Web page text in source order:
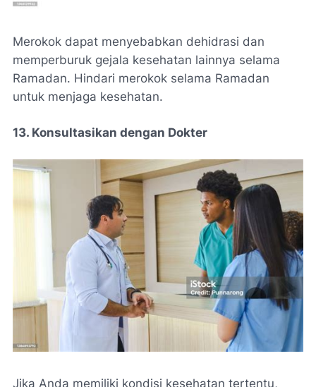
Merokok dapat menyebabkan dehidrasi dan
memperburuk gejala kesehatan lainnya selama
Ramadan. Hindari merokok selama Ramadan
untuk menjaga kesehatan.
13. Konsultasikan dengan Dokter
Jika Anda memiliki kondisi kesehatan tertentu,